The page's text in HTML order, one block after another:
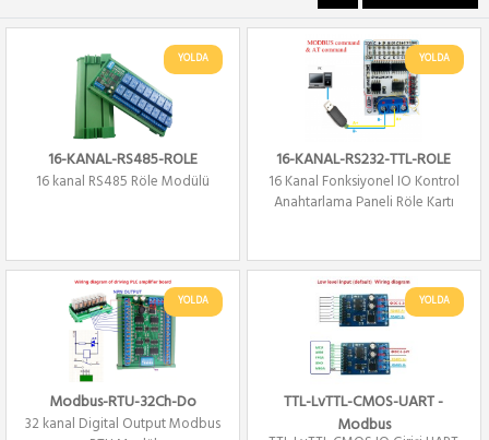
YOLDA
16-KANAL-RS485-ROLE
16 kanal RS485 Röle Modülü
YOLDA
16-KANAL-RS232-TTL-ROLE
16 Kanal Fonksiyonel IO Kontrol
Anahtarlama Paneli Röle Kartı
YOLDA
Modbus-RTU-32Ch-Do
32 kanal Digital Output Modbus
YOLDA
TTL-LvTTL-CMOS-UART -
Modbus